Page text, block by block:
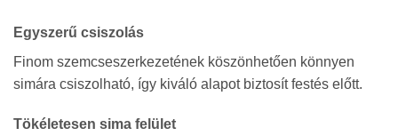
Egyszerű csiszolás
Finom szemcseszerkezetének köszönhetően könnyen
simára csiszolható, így kiváló alapot biztosít festés előtt.
Tökéletesen sima felület